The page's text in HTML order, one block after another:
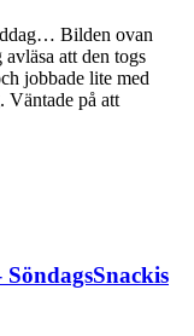
Bilden ovan
att den togs
jobbade lite med
Väntade på att